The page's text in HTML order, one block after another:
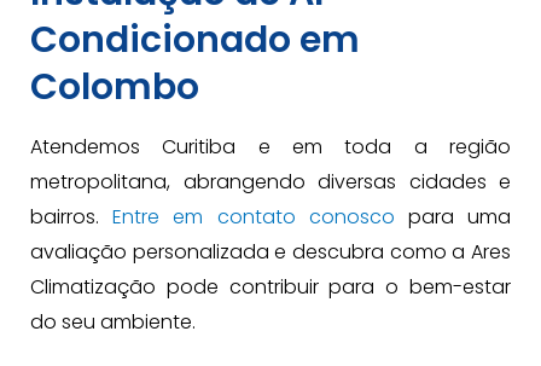
Condicionado em
Colombo
Atendemos Curitiba e em toda a região
metropolitana, abrangendo diversas cidades e
bairros.Entre em contato conosco para uma
avaliação personalizada e descubra como a Ares
Climatização pode contribuir para o bem-estar
do seu ambiente.